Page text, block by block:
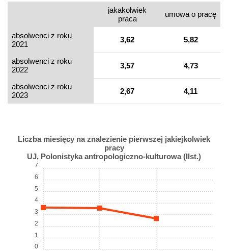
jakakolwiek
praca
umowa o pracę
absolwenci z roku
2021
3,62 5,82
absolwenci z roku
2022
3,57 4,73
absolwenci z roku
2023
2,67 4,11
Liczba miesięcy na znalezienie pierwszej jakiejkolwiek
pracy
UJ, Polonistyka antropologiczno-kulturowa (IIst.)
0
1
2
3
4
5
6
7